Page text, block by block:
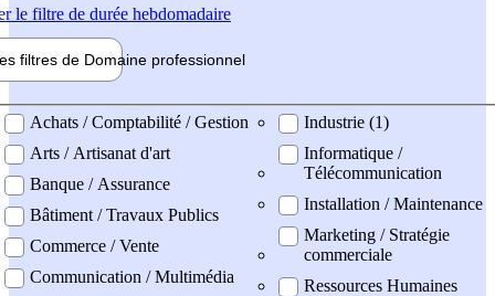
le filtre de durée hebdomadaire
filtres de Domaine professionnel
professionel
Achats / Comptabilité / Gestion
Arts / Artisanat d'art
Banque / Assurance
Bâtiment / Travaux Publics
Commerce / Vente
Communication / Multimédia
Industrie (1)
Informatique /
Télécommunication
Installation / Maintenance
Marketing / Stratégie
commerciale
Ressources Humaines